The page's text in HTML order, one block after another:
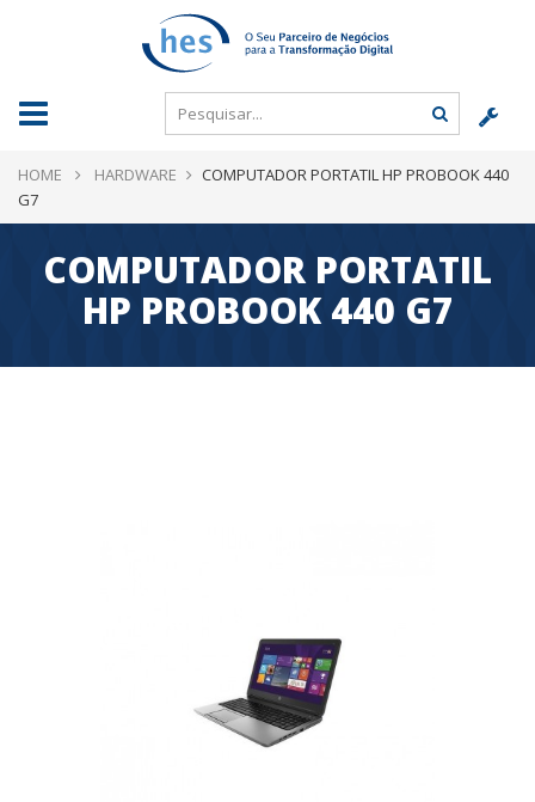
HOME HARDWARE
COMPUTADOR PORTATIL HP PROBOOK 440
G7
COMPUTADOR PORTATIL
HP PROBOOK 440 G7